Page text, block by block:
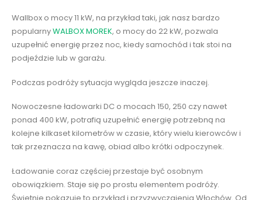
Wallbox o mocy 11 kW, na przykład taki, jak nasz bardzo
popularnyWALBOX MOREK, o mocy do 22 kW, pozwala
uzupełnić energię przez noc, kiedy samochód i tak stoi na
podjeździe lub w garażu.
Podczas podróży sytuacja wygląda jeszcze inaczej.
Nowoczesne ładowarki DC o mocach 150, 250 czy nawet
ponad 400 kW, potrafią uzupełnić energię potrzebną na
kolejne kilkaset kilometrów w czasie, który wielu kierowców i
tak przeznacza na kawę, obiad albo krótki odpoczynek.
Ładowanie coraz częściej przestaje być osobnym
obowiązkiem. Staje się po prostu elementem podróży.
Świetnie pokazuje to przykład i przyzwyczajenia Włochów. Od